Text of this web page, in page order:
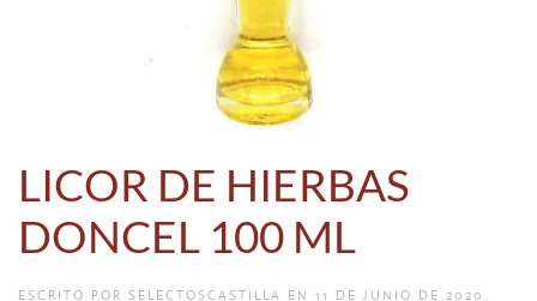
LICOR DE HIERBAS
DONCEL 100 ML
ESCRITO POR SELECTOSCASTILLA EN 11 DE JUNIO DE 2020 .